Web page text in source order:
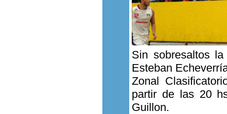
Sin sobresaltos
Esteban
Zonal
partir de las 20
Guillon.